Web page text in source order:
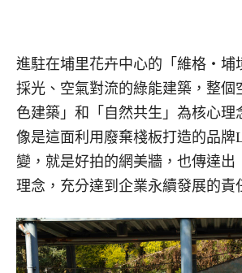
進駐在埔里花卉中心的「維格・埔
採光、空氣對流的綠能建築，整個
色建築」和「自然共生」為核心理
像是這面利用廢棄棧板打造的品牌
變，就是好拍的網美牆，也傳達出
理念，充分達到企業永續發展的責